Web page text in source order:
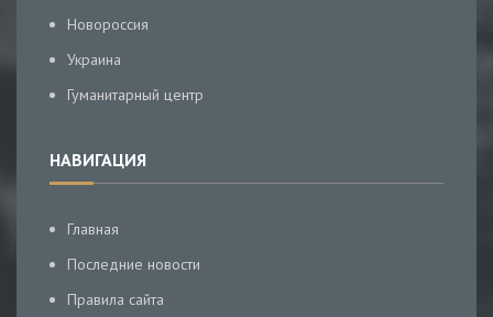
Новороссия
Украина
Гуманитарный центр
НАВИГАЦИЯ
Главная
Последние новости
Правила сайта